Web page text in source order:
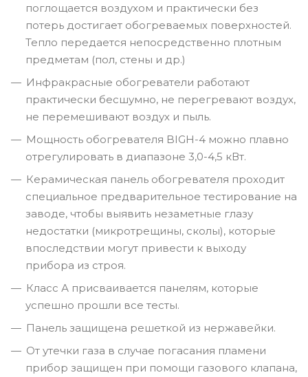
поглощается воздухом и практически без
потерь достигает обогреваемых поверхностей.
Тепло передается непосредственно плотным
предметам (пол, стены и др.)
Инфракрасные обогреватели работают
практически бесшумно, не перегревают воздух,
не перемешивают воздух и пыль.
Мощность обогревателя BIGH-4 можно плавно
отрегулировать в диапазоне 3,0-4,5 кВт.
Керамическая панель обогревателя проходит
специальное предварительное тестирование на
заводе, чтобы выявить незаметные глазу
недостатки (микротрещины, сколы), которые
впоследствии могут привести к выходу
прибора из строя.
Класс А присваивается панелям, которые
успешно прошли все тесты.
Панель защищена решеткой из нержавейки.
От утечки газа в случае погасания пламени
прибор защищен при помощи газового клапана,